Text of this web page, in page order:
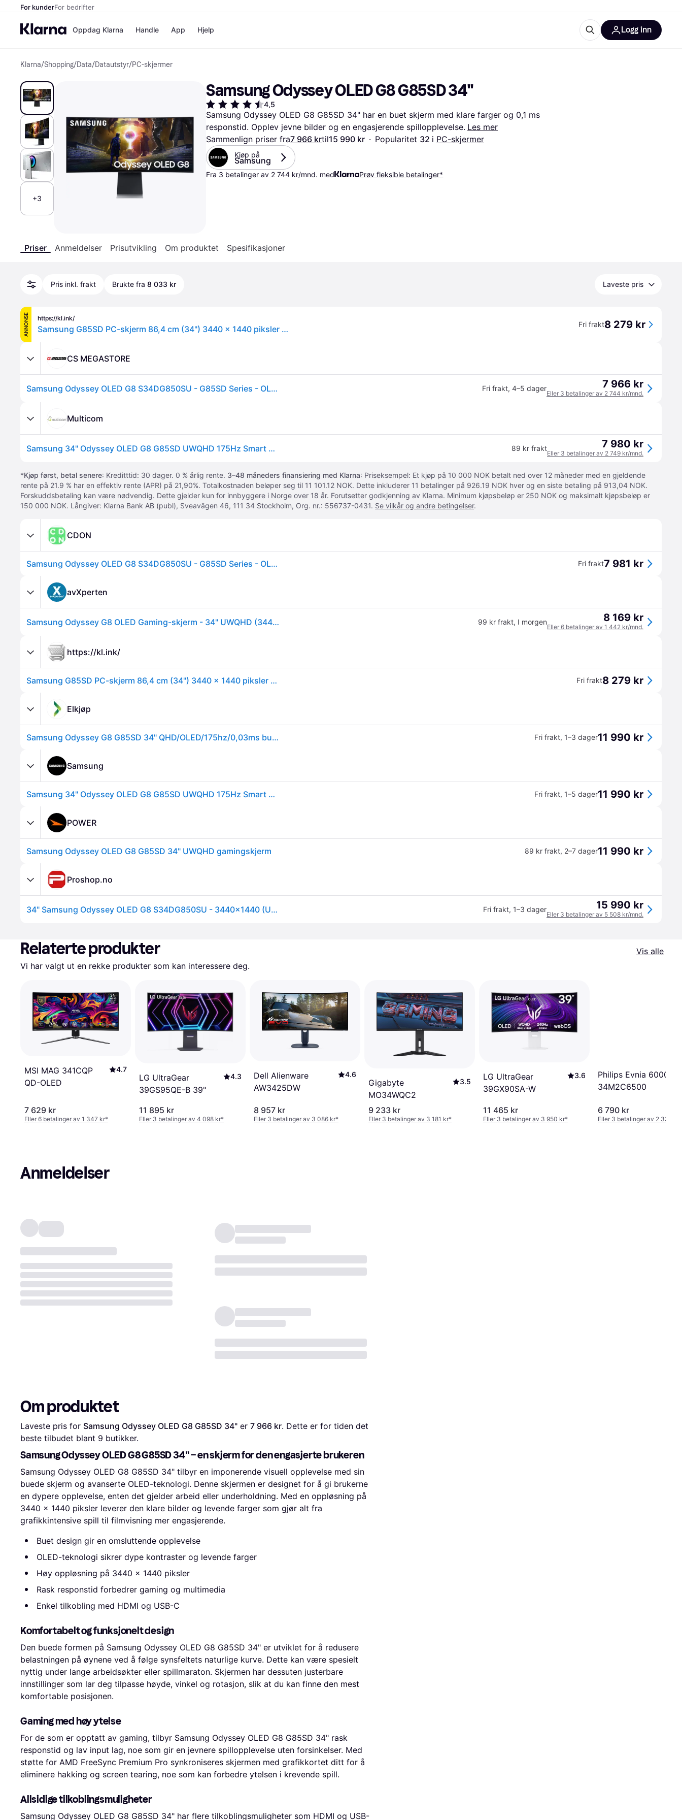
For kunderFor bedrifter
Oppdag Klarna
Betal nå
Betal i 3 deler
Betal innen 30 dager
Finansiering
Vipps
Utforsk butikker
Medlemskap
Inviter en venn
Klarna Saldo
Handle
Booking.com
Farmasiet
kicks.no
Norwegian
Butikkoversikt
Skjønnhet & Helse
Klær & Accessories
Leker & Hobby
Hjem & Interiør
Lyd & Bilde
Sport & Fritid
Data
Bygg & Oppussing
Mobil & Wearables
Barn & Familie
Hage & Utemiljø
Kjøkkenapparater
Hvitevarer
Bøker, Filmer & Musikk
App Hjelp Logg inn
Klarna/Shopping/Data/Datautstyr/PC-skjermer
+3
Samsung Odyssey OLED G8 G85SD 34"
4,5
Samsung Odyssey OLED G8 G85SD 34" har en buet skjerm med klare farger og 0,1 ms
responstid. Opplev jevne bilder og en engasjerende spillopplevelse. Les mer
Sammenlign priser fra7 966 krtil15 990 kr · Popularitet 32 i PC-skjermer
Kjøp på
Samsung
Fra 3 betalinger av 2 744 kr/mnd. med Prøv fleksible betalinger*
Priser Anmeldelser Prisutvikling Om produktet Spesifikasjoner
Pris inkl. frakt Brukte fra 8 033 kr Laveste pris
ANNONSE https://kl.ink/
Samsung G85SD PC-skjerm 86,4 cm (34") 3440 x 1440 piksler UltraWide Quad HD OLED Sølv Fri frakt8 279 kr
CS MEGASTORE
Samsung Odyssey OLED G8 S34DG850SU - G85SD Series - OLED-skjerm - Smart - gaming - kurvet - 34 - 3440 x 1440 UWQHD @ 175 Hz - 250 cd/m² - 1000000:1 - HDR10, HDR10+ - 0.03 ms - 2xHDMI, DisplayPort - høyttalere - sølv Fri frakt, 4–5 dager 7 966 kr
Eller 3 betalinger av 2 744 kr/mnd.
Multicom
Samsung 34" Odyssey OLED G8 G85SD UWQHD 175Hz Smart Gamingskjerm (LS34DG850SUXEN) 89 kr frakt 7 980 kr
Eller 3 betalinger av 2 749 kr/mnd.
*Kjøp først, betal senere: Kreditttid: 30 dager. 0 % årlig rente. 3–48 måneders finansiering med Klarna: Priseksempel: Et kjøp på 10 000 NOK betalt ned over 12 måneder med en gjeldende
rente på 21.9 % har en effektiv rente (APR) på 21,90%. Totalkostnaden beløper seg til 11 101.12 NOK. Dette inkluderer 11 betalinger på 926.19 NOK hver og en siste betaling på 913,04 NOK.
Forskuddsbetaling kan være nødvendig. Dette gjelder kun for innbyggere i Norge over 18 år. Forutsetter godkjenning av Klarna. Minimum kjøpsbeløp er 250 NOK og maksimalt kjøpsbeløp er
150 000 NOK. Långiver: Klarna Bank AB (publ), Sveavägen 46, 111 34 Stockholm, Org. nr.: 556737-0431. Se vilkår og andre betingelser.
CDON
Samsung Odyssey OLED G8 S34DG850SU - G85SD Series - OLED-skjerm - Smart - gaming - kurvet - 34" - 3440 x 1440 UWQHD @ 175 Hz - 250 cd/m² - 1000000:... Fri frakt7 981 kr
avXperten
Samsung Odyssey G8 OLED Gaming-skjerm - 34" UWQHD (3440x1440), 175Hz, 0,03ms, HDR10+, FreeSync Premium Pro, 10W høyttalere - Sølv 99 kr frakt, I morgen 8 169 kr
Eller 6 betalinger av 1 442 kr/mnd.
https://kl.ink/
Samsung G85SD PC-skjerm 86,4 cm (34") 3440 x 1440 piksler UltraWide Quad HD OLED Sølv Fri frakt8 279 kr
Elkjøp
Samsung Odyssey G8 G85SD 34" QHD/OLED/175hz/0,03ms buet skjerm Fri frakt, 1–3 dager11 990 kr
Samsung
Samsung 34" Odyssey OLED G8 G85SD UWQHD 175Hz Smart Gamingskjerm Fri frakt, 1–5 dager11 990 kr
POWER
Samsung Odyssey OLED G8 G85SD 34" UWQHD gamingskjerm 89 kr frakt, 2–7 dager11 990 kr
Proshop.no
34" Samsung Odyssey OLED G8 S34DG850SU - 3440x1440 (UWQHD) - 175Hz - OLED Fri frakt, 1–3 dager 15 990 kr
Eller 3 betalinger av 5 508 kr/mnd.
Relaterte produkter
Vis alle
Vi har valgt ut en rekke produkter som kan interessere deg.
MSI MAG 341CQP
QD-OLED
4.7
7 629 kr
Eller 6 betalinger av 1 347 kr*
LG UltraGear
39GS95QE-B 39"
4.3
11 895 kr
Eller 3 betalinger av 4 098 kr*
Dell Alienware
AW3425DW
4.6
8 957 kr
Eller 3 betalinger av 3 086 kr*
Gigabyte
MO34WQC2
3.5
9 233 kr
Eller 3 betalinger av 3 181 kr*
LG UltraGear
39GX90SA-W
3.6
11 465 kr
Eller 3 betalinger av 3 950 kr*
Philips Evnia 6000
34M2C6500
6 790 kr
Eller 3 betalinger av 2 339 kr
Anmeldelser
Om produktet
Laveste pris for Samsung Odyssey OLED G8 G85SD 34" er 7 966 kr. Dette er for tiden det
beste tilbudet blant 9 butikker.
Samsung Odyssey OLED G8 G85SD 34" – en skjerm for den engasjerte brukeren
Samsung Odyssey OLED G8 G85SD 34" tilbyr en imponerende visuell opplevelse med sin
buede skjerm og avanserte OLED-teknologi. Denne skjermen er designet for å gi brukerne
en dypere opplevelse, enten det gjelder arbeid eller underholdning. Med en oppløsning på
3440 x 1440 piksler leverer den klare bilder og levende farger som gjør alt fra
grafikkintensive spill til filmvisning mer engasjerende.
Buet design gir en omsluttende opplevelse
OLED-teknologi sikrer dype kontraster og levende farger
Høy oppløsning på 3440 x 1440 piksler
Rask responstid forbedrer gaming og multimedia
Enkel tilkobling med HDMI og USB-C
Komfortabelt og funksjonelt design
Den buede formen på Samsung Odyssey OLED G8 G85SD 34" er utviklet for å redusere
belastningen på øynene ved å følge synsfeltets naturlige kurve. Dette kan være spesielt
nyttig under lange arbeidsøkter eller spillmaraton. Skjermen har dessuten justerbare
innstillinger som lar deg tilpasse høyde, vinkel og rotasjon, slik at du kan finne den mest
komfortable posisjonen.
Gaming med høy ytelse
For de som er opptatt av gaming, tilbyr Samsung Odyssey OLED G8 G85SD 34" rask
responstid og lav input lag, noe som gir en jevnere spillopplevelse uten forsinkelser. Med
støtte for AMD FreeSync Premium Pro synkroniseres skjermen med grafikkortet ditt for å
eliminere hakking og screen tearing, noe som kan forbedre ytelsen i krevende spill.
Allsidige tilkoblingsmuligheter
Samsung Odyssey OLED G8 G85SD 34" har flere tilkoblingsmuligheter som HDMI og USB-